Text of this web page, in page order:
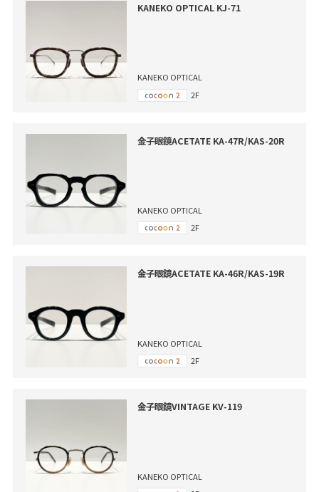
KANEKO OPTICAL KJ-71
KANEKO OPTICAL
2F
金子眼鏡ACETATE KA-47R/KAS-20R
KANEKO OPTICAL
2F
金子眼鏡ACETATE KA-46R/KAS-19R
KANEKO OPTICAL
2F
金子眼鏡VINTAGE KV-119
KANEKO OPTICAL